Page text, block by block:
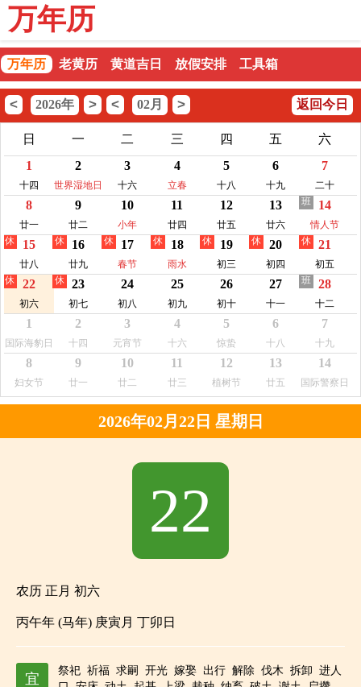
万年历
万年历 老黄历 黄道吉日 放假安排 工具箱
< 2026年 > < 02月 > 返回今日
日 一 二 三 四 五
六
1
十四
2
世界湿地日
3
十六
4
立春
5
十八
6
十九
7
二十
8
廿一
9
廿二
10
小年
11
廿四
12
廿五
13
廿六
14
情人节
班
15
廿八
休 16
廿九
休 17
春节
休 18
雨水
休 19
初三
休 20
初四
休 21
初五
休
22
初六
休 23
初七
休 24
初八
25
初九
26
初十
27
十一
28
十二
班
1
国际海豹日
2
十四
3
元宵节
4
十六
5
惊蛰
6
十八
7
十九
8
妇女节
9
廿一
10
廿二
11
廿三
12
植树节
13
廿五
14
国际警察日
2026年02月22日 星期日
22
农历 正月 初六
丙午年 (马年) 庚寅月 丁卯日
宜
祭祀 祈福 求嗣 开光 嫁娶 出行 解除 伐木 拆卸 进人